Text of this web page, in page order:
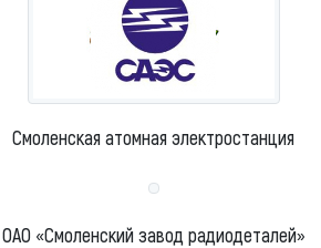
Смоленская атомная электростанция
ОАО «Смоленский завод радиодеталей»